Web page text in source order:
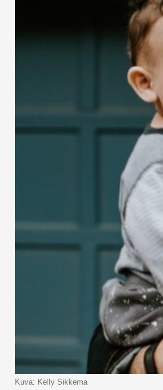
Kuva: Kelly Sikkema